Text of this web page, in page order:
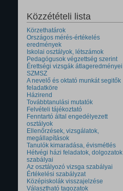
Közzétételi lista
Körzethatárok
Országos mérés-értékelés
eredmények
Iskolai osztályok, létszámok
Pedagógusok végzettség szerint
Érettségi vizsgák átlageredményei
SZMSZ
A nevelő és oktató munkát segitők
feladatköre
Házirend
Továbbtanulási mutatók
Felvételi tájékoztató
Fenntartó által engedélyezett
osztályok
Ellenőrzések, vizsgálatok,
megállapítások
Tanulók kimaradása, évismétlés
Hétvégi házi feladatok, dolgozatok
szabályai
Az osztályozó vizsga szabályai
Értékelési szabályzat
Középiskolák visszajelzése
Választható tagozatok